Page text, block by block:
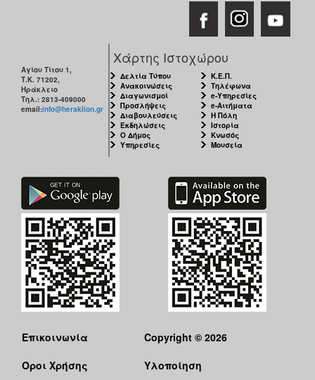
Αγίου Τίτου 1,
Τ.Κ. 71202,
Ηράκλειο
Τηλ.: 2813-409000
email:info@heraklion.gr
Χάρτης Ιστοχώρου
Δελτία Τύπου
Ανακοινώσεις
Διαγωνισμοί
Προσλήψεις
Διαβουλεύσεις
Εκδηλώσεις
Ο Δήμος
Υπηρεσίες
Κ.Ε.Π.
Τηλέφωνα
e-Υπηρεσίες
e-Αιτήματα
Η Πόλη
Ιστορία
Κνωσός
Μουσεία
Επικοινωνία
Όροι Χρήσης
Copyright © 2026
Υλοποίηση